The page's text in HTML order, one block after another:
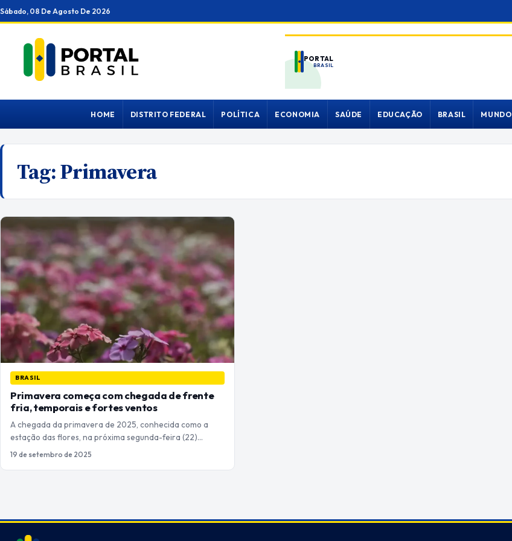
Ir
para
conteúdo
Sábado, 08 De Agosto De 2026
PORTAL
BRASIL
HOME DISTRITO FEDERAL POLÍTICA ECONOMIA SAÚDE EDUCAÇÃO BRASIL MUNDO
Tag:Primavera
BRASIL
Primavera começa com chegada de frente
fria, temporais e fortes ventos
A chegada da primavera de 2025, conhecida como a
estação das flores, na próxima segunda-feira (22)…
19 de setembro de 2025